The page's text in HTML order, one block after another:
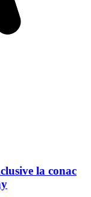
la conac